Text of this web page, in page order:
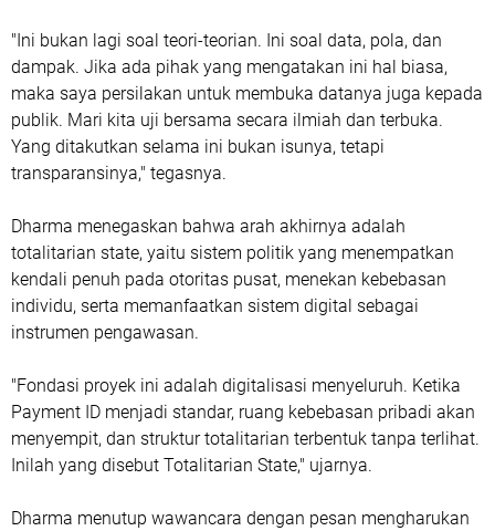
"Ini bukan lagi soal teori-teorian. Ini soal data, pola, dan
dampak. Jika ada pihak yang mengatakan ini hal biasa,
maka saya persilakan untuk membuka datanya juga kepada
publik. Mari kita uji bersama secara ilmiah dan terbuka.
Yang ditakutkan selama ini bukan isunya, tetapi
transparansinya," tegasnya.
Dharma menegaskan bahwa arah akhirnya adalah
totalitarian state, yaitu sistem politik yang menempatkan
kendali penuh pada otoritas pusat, menekan kebebasan
individu, serta memanfaatkan sistem digital sebagai
instrumen pengawasan.
"Fondasi proyek ini adalah digitalisasi menyeluruh. Ketika
Payment ID menjadi standar, ruang kebebasan pribadi akan
menyempit, dan struktur totalitarian terbentuk tanpa terlihat.
Inilah yang disebut Totalitarian State," ujarnya.
Dharma menutup wawancara dengan pesan mengharukan